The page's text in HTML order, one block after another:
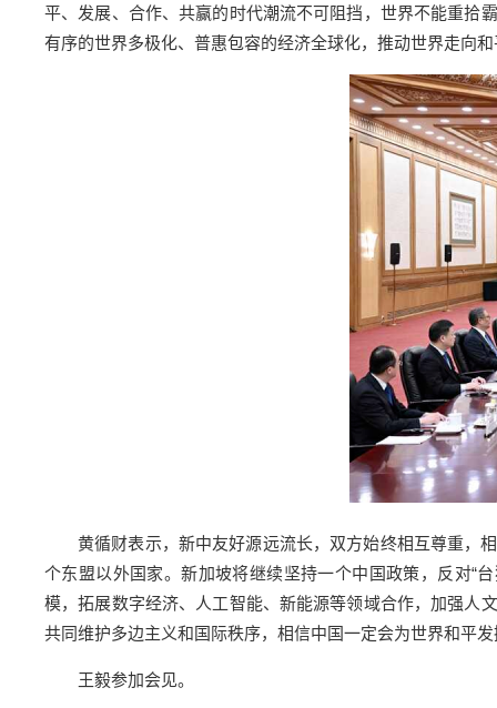
平、发展、合作、共赢的时代潮流不可阻挡，世界不能重拾
有序的世界多极化、普惠包容的经济全球化，推动世界走向
黄循财表示，新中友好源远流长，双方始终相互尊重，
个东盟以外国家。新加坡将继续坚持一个中国政策，反对“
模，拓展数字经济、人工智能、新能源等领域合作，加强人
共同维护多边主义和国际秩序，相信中国一定会为世界和平
王毅参加会见。